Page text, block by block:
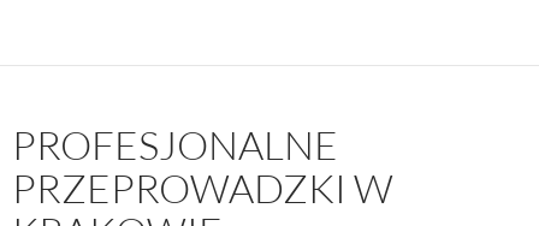
PROFESJONALNE
PRZEPROWADZKI W